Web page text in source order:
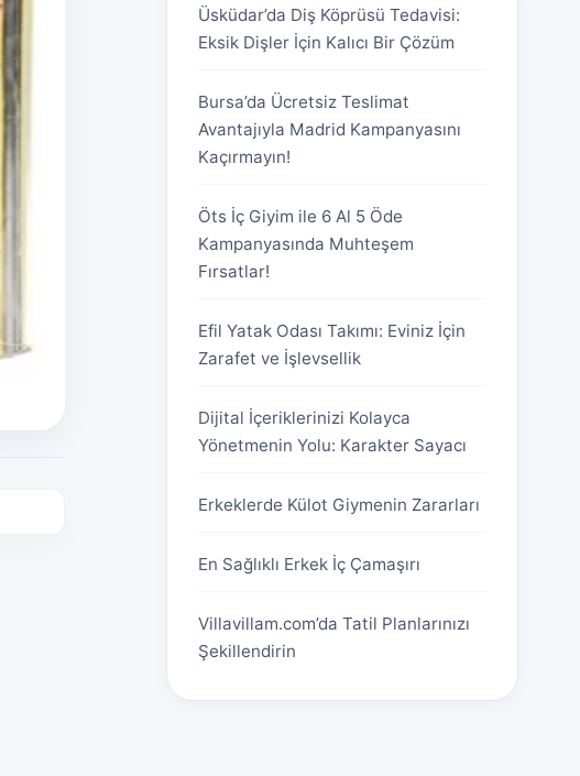
Üsküdar’da Diş Köprüsü Tedavisi:
Eksik Dişler İçin Kalıcı Bir Çözüm
Bursa’da Ücretsiz Teslimat
Avantajıyla Madrid Kampanyasını
Kaçırmayın!
Öts İç Giyim ile 6 Al 5 Öde
Kampanyasında Muhteşem
Fırsatlar!
Efil Yatak Odası Takımı: Eviniz İçin
Zarafet ve İşlevsellik
Dijital İçeriklerinizi Kolayca
Yönetmenin Yolu: Karakter Sayacı
Erkeklerde Külot Giymenin Zararları
En Sağlıklı Erkek İç Çamaşırı
Villavillam.com’da Tatil Planlarınızı
Şekillendirin